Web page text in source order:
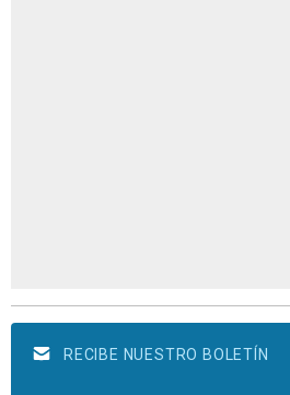
RECIBE NUESTRO BOLETÍN